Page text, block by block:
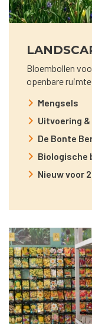
Bloembollen
openbare ruimte.
Mengsels
Uitvoering
De Bonte
Biologische
Nieuw voor